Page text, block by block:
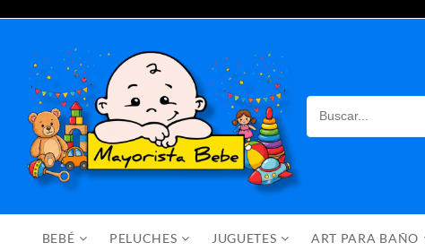
BEBÉ PELUCHES JUGUETES ART PARA BAÑO